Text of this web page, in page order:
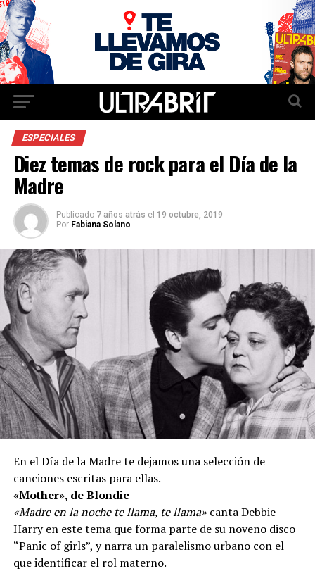
ESPECIALES
Diez temas de rock para el Día de la
Madre
Publicado 7 años atrás el 19 octubre, 2019
Por Fabiana Solano
En el Día de la Madre te dejamos una selección de
canciones escritas para ellas.
«Mother», de Blondie
«Madre en la noche te llama, te llama»canta Debbie
Harry en este tema que forma parte de su noveno disco
“Panic of girls”, y narra un paralelismo urbano con el
que identificar el rol materno.